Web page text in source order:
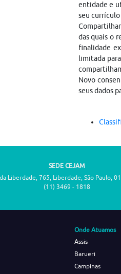
entidade e
seu currículo
das quais o
finalidade
limitada
Novo
seus dados
SEDE CEJAM
Liberdade, 765, Liberdade, São Paulo,
(11) 3469 - 1818
Onde Atuamos
Assis
Barueri
Campinas